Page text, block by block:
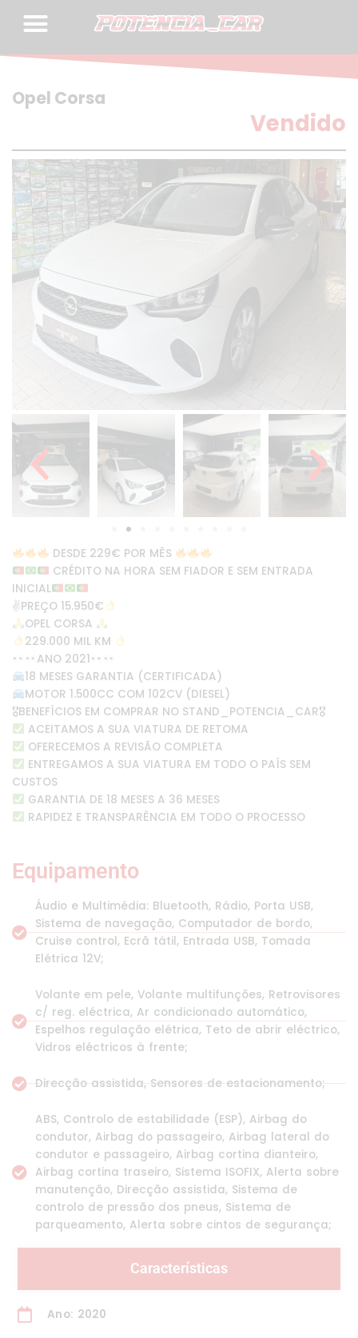
Opel Corsa
Vendido
DESDE 229€ POR MÊS
CRÉDITO NA HORA SEM FIADOR E SEM ENTRADA
INICIAL
✌PREÇO 15.950€
OPEL CORSA
229.000 MIL KM
ANO 2021
18 MESES GARANTIA (CERTIFICADA)
MOTOR 1.500CC COM 102CV (DIESEL)
🎖BENEFÍCIOS EM COMPRAR NO STAND_POTENCIA_CAR🎖
ACEITAMOS A SUA VIATURA DE RETOMA
OFERECEMOS A REVISÃO COMPLETA
ENTREGAMOS A SUA VIATURA EM TODO O PAÍS SEM
CUSTOS
GARANTIA DE 18 MESES A 36 MESES
RAPIDEZ E TRANSPARÊNCIA EM TODO O PROCESSO
Equipamento
Áudio e Multimédia: Bluetooth, Rádio, Porta USB,
Sistema de navegação, Computador de bordo,
Cruise control, Ecrã tátil, Entrada USB, Tomada
Elétrica 12V;
Volante em pele, Volante multifunções, Retrovisores
c/ reg. eléctrica, Ar condicionado automático,
Espelhos regulação elétrica, Teto de abrir eléctrico,
Vidros eléctricos à frente;
Direcção assistida, Sensores de estacionamento;
ABS, Controlo de estabilidade (ESP), Airbag do
condutor, Airbag do passageiro, Airbag lateral do
condutor e passageiro, Airbag cortina dianteiro,
Airbag cortina traseiro, Sistema ISOFIX, Alerta sobre
manutenção, Direcção assistida, Sistema de
controlo de pressão dos pneus, Sistema de
parqueamento, Alerta sobre cintos de segurança;
Características
Ano: 2020